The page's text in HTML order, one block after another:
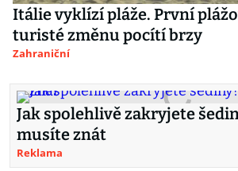
Itálie vyklízí pláže. První
turisté změnu pocítí brzy
Zahraniční
Jak spolehlivě zakryjete
musíte znát
Reklama